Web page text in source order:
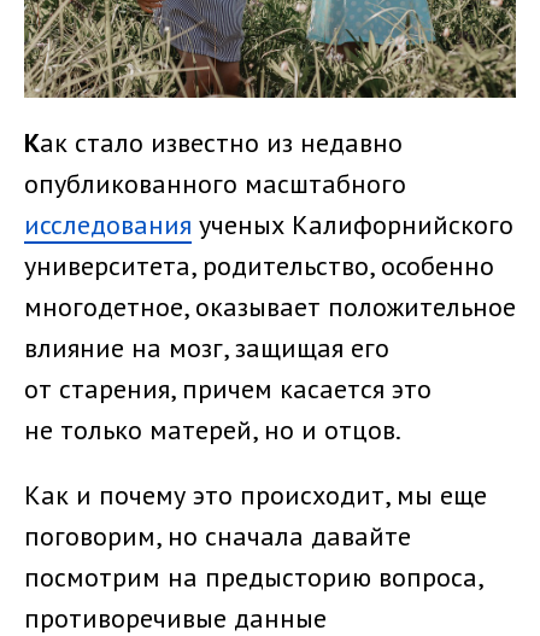
Как стало известно из недавно
опубликованного масштабного
исследования ученых Калифорнийского
университета, родительство, особенно
многодетное, оказывает положительное
влияние на мозг, защищая его
от старения, причем касается это
не только матерей, но и отцов.
Как и почему это происходит, мы еще
поговорим, но сначала давайте
посмотрим на предысторию вопроса,
противоречивые данные